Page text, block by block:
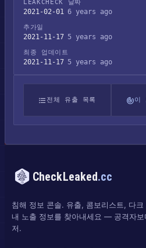
LEAKCHECK 날짜
2021-02-01 6 years ago
추가일
2021-11-17 5 years ago
최종 업데이트
2021-11-17 5 years ago
전체 유출 목록 이
CheckLeaked.cc
침해 정보 콘솔. 유출, 콤보리스트, 다크
내 노출 정보를 찾아내세요 — 공격자보
저.